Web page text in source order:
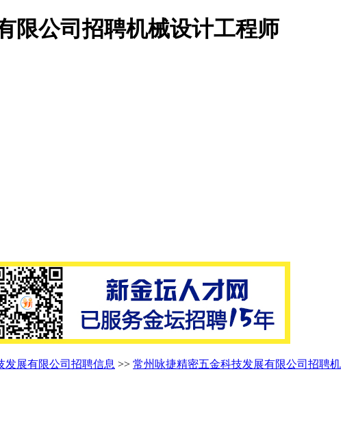
限公司招聘机械设计工程师
发展有限公司招聘信息 >> 常州咏捷精密五金科技发展有限公司招聘机